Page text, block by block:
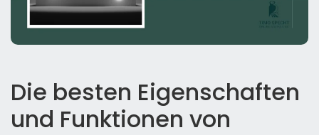
Die besten Eigenschaften
und Funktionen von